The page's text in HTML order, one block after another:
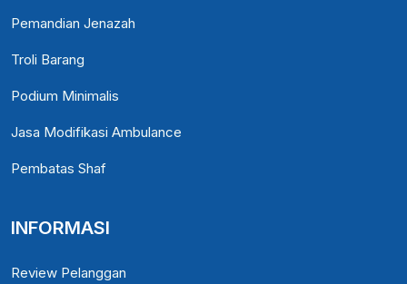
Pemandian Jenazah
Troli Barang
Podium Minimalis
Jasa Modifikasi Ambulance
Pembatas Shaf
INFORMASI
Review Pelanggan